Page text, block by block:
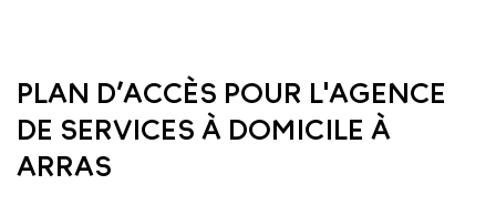
PLAN D’ACCÈS POUR L'AGENCE
DE SERVICES À DOMICILE À
ARRAS